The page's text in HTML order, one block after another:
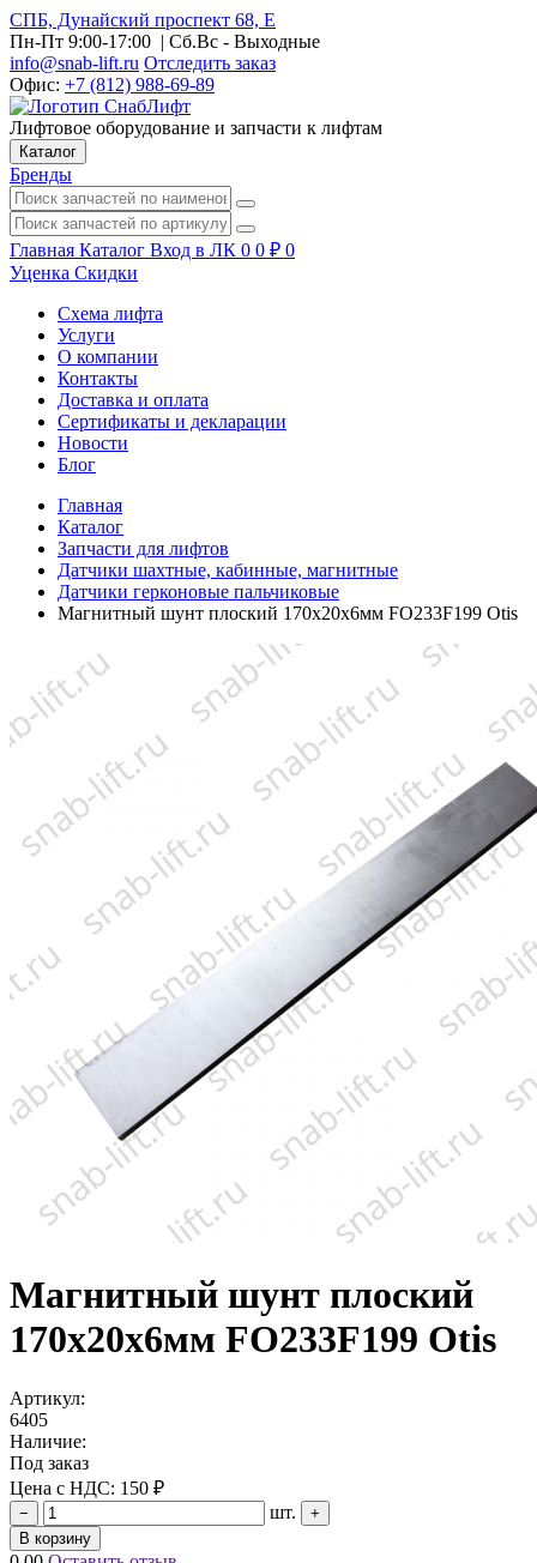
СПБ, Дунайский проспект 68, Е
Пн-Пт 9:00-17:00 | Сб.Вс - Выходные
info@snab-lift.ru Отследить заказ
Офис: +7 (812) 988-69-89
Лифтовое оборудование и запчасти к лифтам
Каталог
Бренды
Главная Каталог Вход в ЛК 0 0 ₽ 0
Уценка Скидки
Схема лифта
Услуги
О компании
Контакты
Доставка и оплата
Сертификаты и декларации
Новости
Блог
Главная
Каталог
Запчасти для лифтов
Датчики шахтные, кабинные, магнитные
Датчики герконовые пальчиковые
Магнитный шунт плоский 170х20х6мм FО233F199 Otis
Магнитный шунт плоский
170х20х6мм FО233F199 Otis
Артикул:
6405
Наличие:
Под заказ
Цена с НДС: 150 ₽
− шт.
+
В корзину